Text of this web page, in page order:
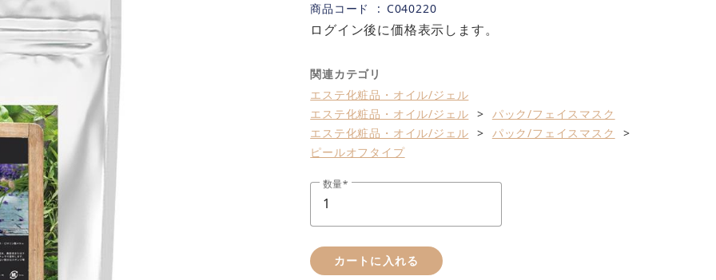
商品コード C040220
ログイン後に価格表示します。
関連カテゴリ
エステ化粧品・オイル/ジェル
エステ化粧品・オイル/ジェル
パック/フェイスマスク
エステ化粧品・オイル/ジェル
パック/フェイスマスク
ピールオフタイプ
数量
カートに入れる